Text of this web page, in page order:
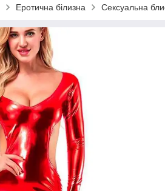
Еротична білизна Сексуальна